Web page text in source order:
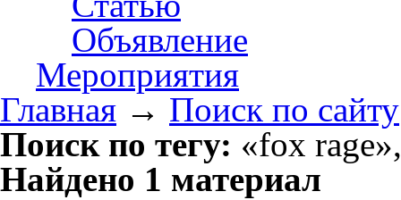
Объявление
Мероприятия
Главная → Поиск по сайту
Поиск по тегу: «fox
Найдено 1 материал